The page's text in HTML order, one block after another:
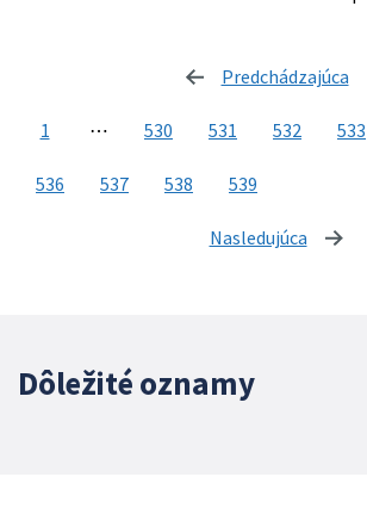
Predchádzajúca
1 ⋯ 530 531 532 533
536 537 538 539
Nasledujúca stránka
Dôležité oznamy